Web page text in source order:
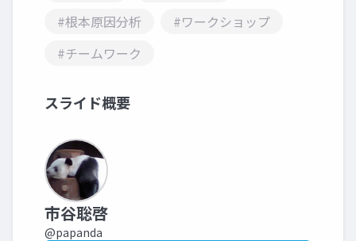
#根本原因分析
#ワークショップ
#チームワーク
スライド概要
市谷聡啓
@papanda